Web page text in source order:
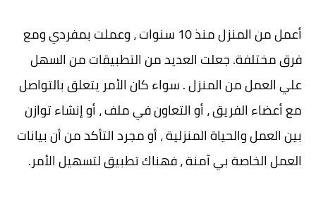
أعمل من المنزل منذ 10 سنوات ، وعملت بمفردي ومع
فرق مختلفة. جعلت العديد من التطبيقات من السهل
علي العمل من المنزل . سواء كان الأمر يتعلق بالتواصل
مع أعضاء الفريق ، أو التعاون في ملف ، أو إنشاء توازن
بين العمل والحياة المنزلية ، أو مجرد التأكد من أن بيانات
العمل الخاصة بي آمنة ، فهناك تطبيق لتسهيل الأمر.